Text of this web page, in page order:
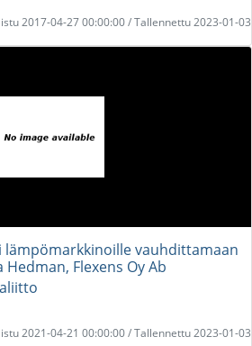
2017-04-27 00:00:00 / Tallennettu 2023-01-03
vauhdittamaan
Flexens Oy Ab
2021-04-21 00:00:00 / Tallennettu 2023-01-03